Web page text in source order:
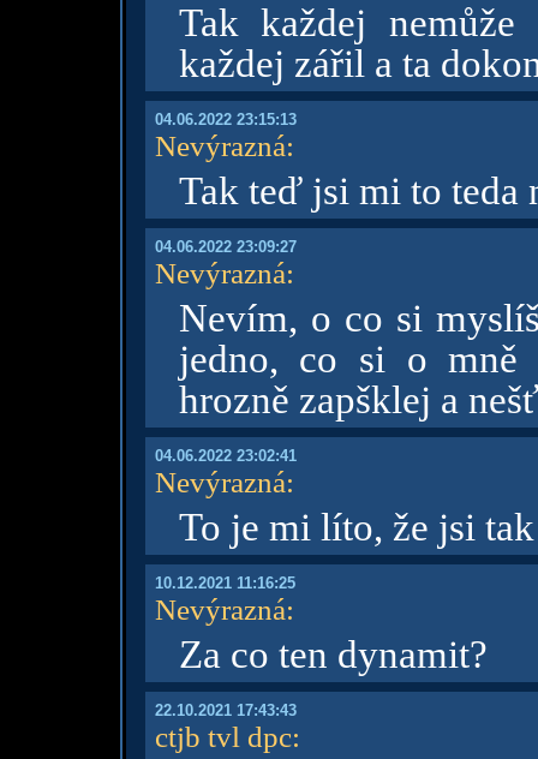
Tak každej
každej zářil a ta
04.06.2022 23:15:13
Nevýrazná:
Tak teď jsi mi to teda
04.06.2022 23:09:27
Nevýrazná:
Nevím, o co si
jedno, co si o
hrozně zapšklej a
04.06.2022 23:02:41
Nevýrazná:
To je mi líto, že jsi
10.12.2021 11:16:25
Nevýrazná:
Za co ten dynamit?
22.10.2021 17:43:43
ctjb tvl dpc: